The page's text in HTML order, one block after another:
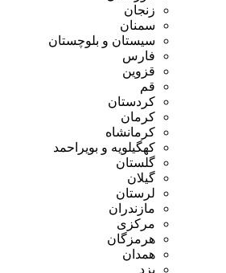
زنجان
سمنان
سیستان و بلوچستان
فارس
قزوین
قم
کردستان
کرمان
کرمانشاه
کهگیلویه و بویراحمد
گلستان
گیلان
لرستان
مازندران
مرکزی
هرمزگان
همدان
یزد